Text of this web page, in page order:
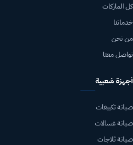
كل الماركات
خدماتنا
من نحن
تواصل معنا
أجهزة شعبية
صيانة تكييفات
صيانة غسالات
صيانة ثلاجات